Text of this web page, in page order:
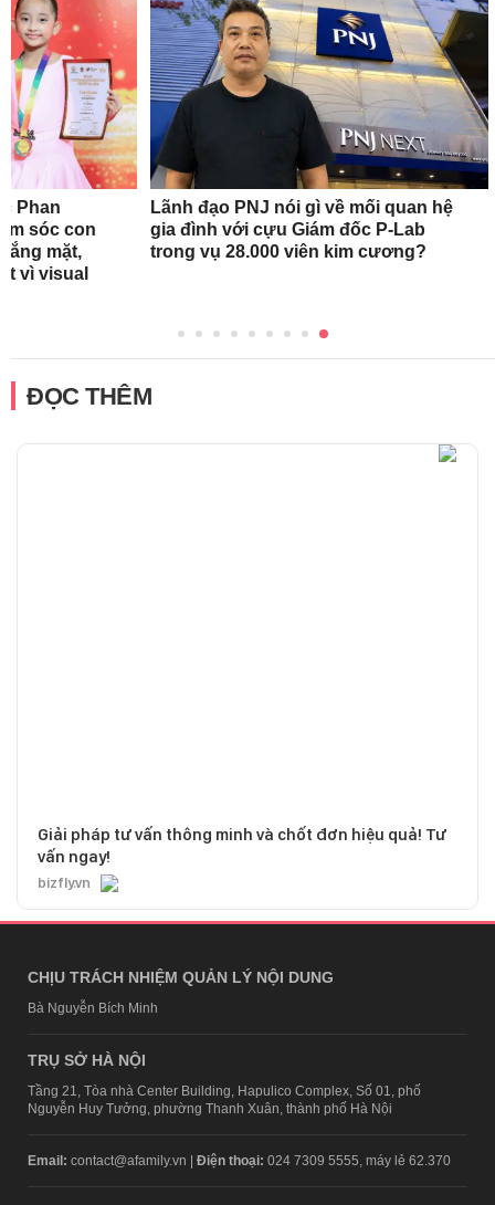
Phan
sóc con
mặt,
vì visual
Lãnh đạo PNJ nói gì về mối quan hệ
gia đình với cựu Giám đốc P-Lab
trong vụ 28.000 viên kim cương?
ĐỌC THÊM
Giải pháp tư vấn thông minh và chốt đơn hiệu quả! Tư
vấn ngay!
bizfly.vn
CHỊU TRÁCH NHIỆM QUẢN LÝ NỘI DUNG
Bà Nguyễn Bích Minh
TRỤ SỞ HÀ NỘI
Tầng 21, Tòa nhà Center Building, Hapulico Complex, Số 01, phố
Nguyễn Huy Tưởng, phường Thanh Xuân, thành phố Hà Nội
Email: contact@afamily.vn | Điện thoại: 024 7309 5555, máy lẻ 62.370